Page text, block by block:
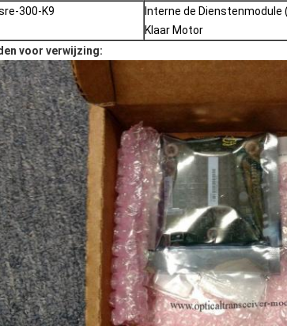
300-K9
Interne de Dienstenmodule
Klaar Motor
voor verwijzing: